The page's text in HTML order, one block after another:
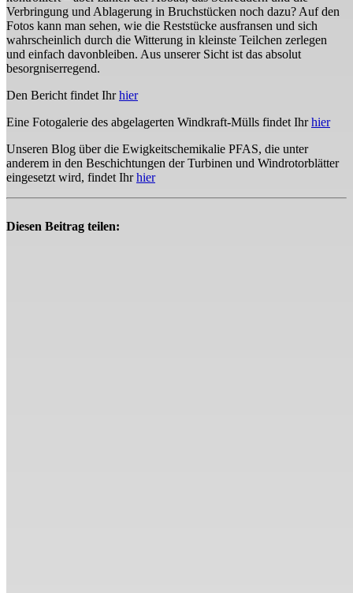
Verbringung und Ablagerung in Bruchstücken noch dazu? Auf den
Fotos kann man sehen, wie die Reststücke ausfransen und sich
wahrscheinlich durch die Witterung in kleinste Teilchen zerlegen
und einfach davonbleiben. Aus unserer Sicht ist das absolut
besorgniserregend.
Den Bericht findet Ihrhier
Eine Fotogalerie des abgelagerten Windkraft-Mülls findet Ihrhier
Unseren Blog über die Ewigkeitschemikalie PFAS, die unter
anderem in den Beschichtungen der Turbinen und Windrotorblätter
eingesetzt wird, findet Ihrhier
Diesen Beitrag teilen: